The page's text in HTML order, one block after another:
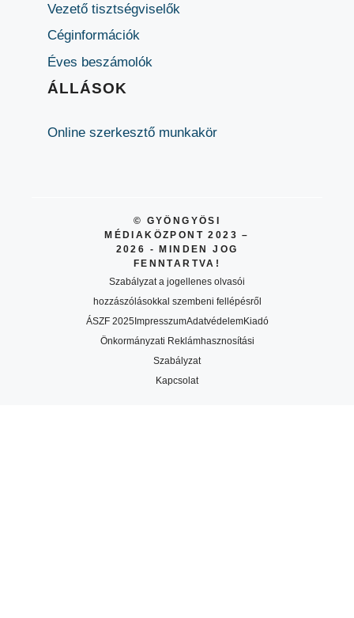
Vezető tisztségviselők
Céginformációk
Éves beszámolók
ÁLLÁSOK
Online szerkesztő munkakör
© GYÖNGYÖSI
MÉDIAKÖZPONT 2023 –
2026 - MINDEN JOG
FENNTARTVA!
Szabályzat a jogellenes olvasói
hozzászólásokkal szembeni fellépésről
ÁSZF 2025ImpresszumAdatvédelemKiadó
Önkormányzati Reklámhasznosítási
Szabályzat
Kapcsolat